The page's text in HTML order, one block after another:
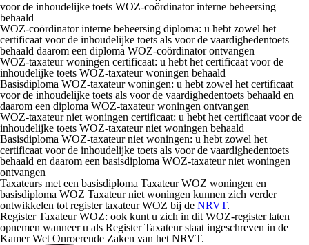
voor de inhoudelijke toets WOZ-coördinator interne beheersing
behaald
WOZ-coördinator interne beheersing diploma: u hebt zowel het
certificaat voor de inhoudelijke toets als voor de vaardighedentoets
behaald daarom een diploma WOZ-coördinator ontvangen
WOZ-taxateur woningen certificaat: u hebt het certificaat voor de
inhoudelijke toets WOZ-taxateur woningen behaald
Basisdiploma WOZ-taxateur woningen: u hebt zowel het certificaat
voor de inhoudelijke toets als voor de vaardighedentoets behaald en
daarom een diploma WOZ-taxateur woningen ontvangen
WOZ-taxateur niet woningen certificaat: u hebt het certificaat voor de
inhoudelijke toets WOZ-taxateur niet woningen behaald
Basisdiploma WOZ-taxateur niet woningen: u hebt zowel het
certificaat voor de inhoudelijke toets als voor de vaardighedentoets
behaald en daarom een basisdiploma WOZ-taxateur niet woningen
ontvangen
Taxateurs met een basisdiploma Taxateur WOZ woningen en
basisdiploma WOZ Taxateur niet woningen kunnen zich verder
ontwikkelen tot registertaxateur WOZ bij de NRVT.
Register Taxateur WOZ: ook kunt u zich in dit WOZ-register laten
opnemen wanneer u als Register Taxateur staat ingeschreven in de
Kamer Wet Onroerende Zaken van het NRVT.